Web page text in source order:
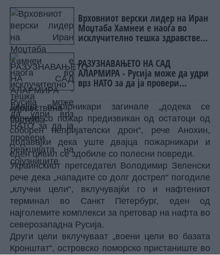
Врховниот верски лидер на Иран
Моџтаба Хамнеи е наоѓа во
исклучително тешка здравствена
РАЗУЗНАВАЊЕТО НА САД
АЛАРМИРА - Русија може да удри
врз НАТО за да ја провери
Двајца пожарникари загинале „додека се
бореле со пожар предизвикан од остатоци од
соборен непријателски дрон“, рече Анохин,
додавајќи дека уште двајца пожарникари и
еден цивил се здобиле со полесни повреди.
Украинскиот претседател Володимир Зеленски
рече дека „нападите со долг дострел“ погодиле
„клучни цели“, вклучувајќи го и нафтениот
терминал во Санкт Петербург, еден од
најголемите комплекси за претовар на нафта во
северозападна Русија.
Други цели вклучуваат „воени цели во базата
Кронштат“, островско поморско пристаниште во